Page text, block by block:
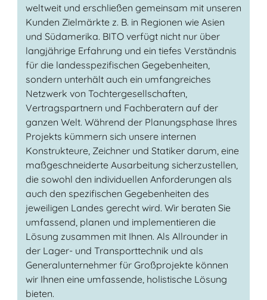
weltweit und erschließen gemeinsam mit unseren
Kunden Zielmärkte z. B. in Regionen wie Asien
und Südamerika. BITO verfügt nicht nur über
langjährige Erfahrung und ein tiefes Verständnis
für die landesspezifischen Gegebenheiten,
sondern unterhält auch ein umfangreiches
Netzwerk von Tochtergesellschaften,
Vertragspartnern und Fachberatern auf der
ganzen Welt. Während der Planungsphase Ihres
Projekts kümmern sich unsere internen
Konstrukteure, Zeichner und Statiker darum, eine
maßgeschneiderte Ausarbeitung sicherzustellen,
die sowohl den individuellen Anforderungen als
auch den spezifischen Gegebenheiten des
jeweiligen Landes gerecht wird. Wir beraten Sie
umfassend, planen und implementieren die
Lösung zusammen mit Ihnen. Als Allrounder in
der Lager- und Transporttechnik und als
Generalunternehmer für Großprojekte können
wir Ihnen eine umfassende, holistische Lösung
bieten.